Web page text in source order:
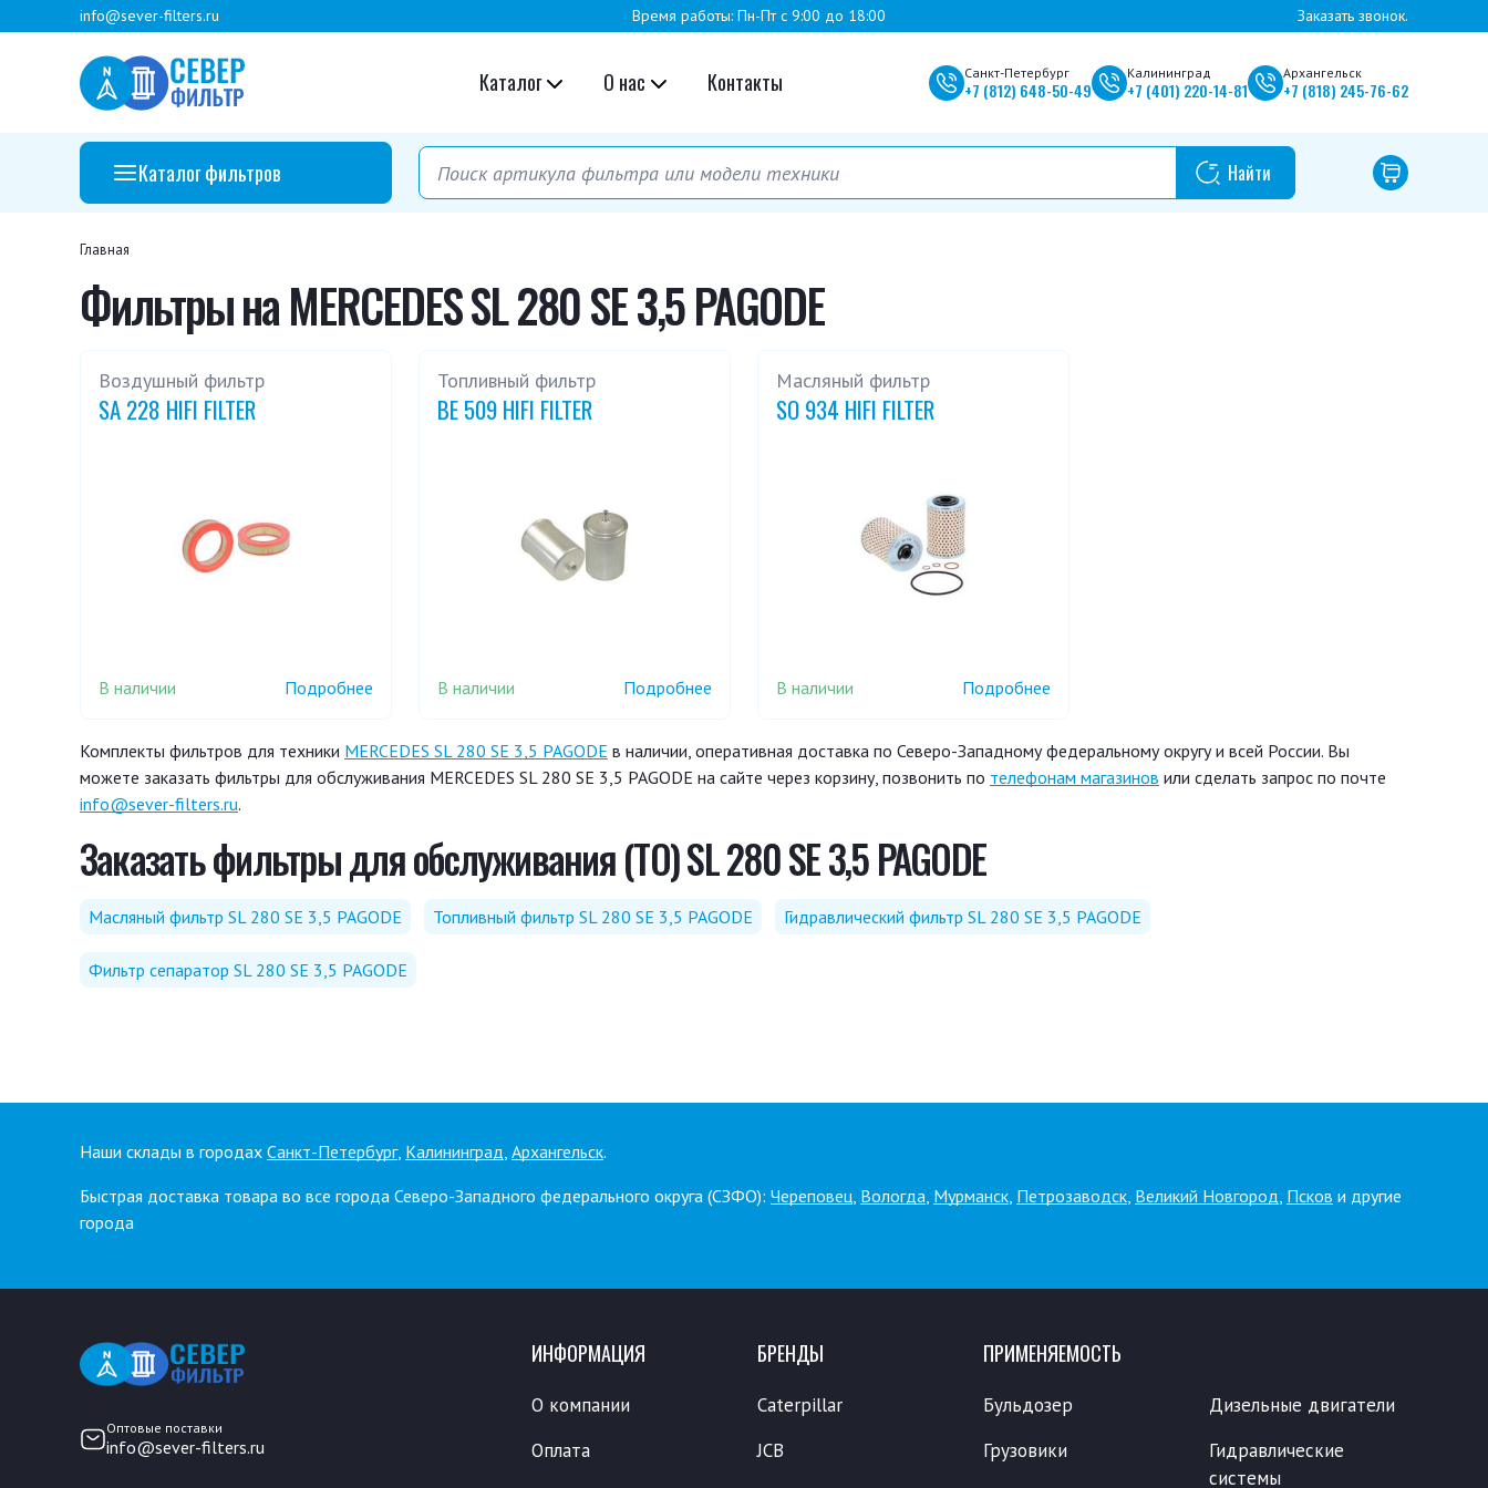
info@sever-filters.ru Время работы: Пн-Пт с 9:00 до 18:00 Заказать звонок.
Каталог О нас Контакты Санкт-Петербург
+7 (812) 648-50-49
Калининград
+7 (401) 220-14-81
Архангельск
+7 (818) 245-76-62
Каталог фильтров
Главная
Фильтры на MERCEDES SL 280 SE 3,5 PAGODE
Воздушный фильтр
SA 228 HIFI FILTER
В наличии Подробнее
Топливный фильтр
BE 509 HIFI FILTER
В наличии Подробнее
Масляный фильтр
SO 934 HIFI FILTER
В наличии Подробнее
Комплекты фильтров для техники MERCEDES SL 280 SE 3,5 PAGODE в наличии, оперативная доставка по Северо-Западному федеральному округу и всей России. Вы
можете заказать фильтры для обслуживания MERCEDES SL 280 SE 3,5 PAGODE на сайте через корзину, позвонить по телефонам магазинов или сделать запрос по почте
info@sever-filters.ru.
Заказать фильтры для обслуживания (ТО) SL 280 SE 3,5 PAGODE
Масляный фильтр SL 280 SE 3,5 PAGODE Топливный фильтр SL 280 SE 3,5 PAGODE Гидравлический фильтр SL 280 SE 3,5 PAGODE
Фильтр сепаратор SL 280 SE 3,5 PAGODE
Наши склады в городах Санкт-Петербург, Калининград, Архангельск.
Быстрая доставка товара во все города Северо-Западного федерального округа (СЗФО): Череповец, Вологда, Мурманск, Петрозаводск, Великий Новгород, Псков и другие
города
Оптовые поставки
info@sever-filters.ru
ИНФОРМАЦИЯ
О компании
Оплата
БРЕНДЫ
Caterpillar
JCB
ПРИМЕНЯЕМОСТЬ
Бульдозер
Грузовики
Дизельные двигатели
Гидравлические
системы